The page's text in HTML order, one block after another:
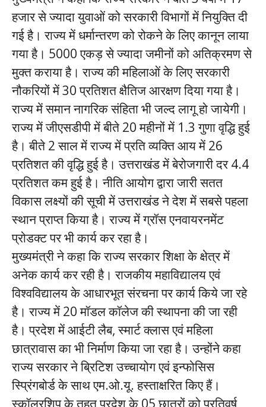
हजार से ज्यादा युवाओं को सरकारी विभागों में नियुक्ति दी
गई है। राज्य में धर्मान्तरण को रोकने के लिए कानून लाया
गया है। 5000 एकड़ से ज्यादा जमीनों को अतिक्रमण से
मुक्त कराया है। राज्य की महिलाओं के लिए सरकारी
नौकरियों में 30 प्रतिशत क्षैतिज आरक्षण दिया गया है।
राज्य में समान नागरिक संहिता भी जल्द लागू हो जायेगी।
राज्य में जीएसडीपी में बीते 20 महीनों में 1.3 गुणा वृद्धि हुई
है। बीते 2 साल में राज्य में प्रति व्यक्ति आय में 26
प्रतिशत की वृद्धि हुई है। उत्तराखंड में बेरोजगारी दर 4.4
प्रतिशत कम हुई है। नीति आयोग द्वारा जारी सतत
विकास लक्ष्यों की सूची में उत्तराखंड ने देश में सबसे पहला
स्थान प्राप्त किया है। राज्य में ग्रॉस एनवायरनमेंट
प्रोडक्ट पर भी कार्य कर रहा है।
मुख्यमंत्री ने कहा कि राज्य सरकार शिक्षा के क्षेत्र में
अनेक कार्य कर रही है। राजकीय महाविद्यालय एवं
विश्वविद्यालय के आधारभूत संरचना पर कार्य किये जा रहे
है। राज्य में 20 मॉडल कॉलेज की स्थापना की जा रही
है। प्रदेश में आईटी लैब, स्मार्ट क्लास एवं महिला
छात्रावास का भी निर्माण किया जा रहा है। उन्होंने कहा
राज्य सरकार ने ब्रिटिश उच्चायोग एवं इन्फोसिस
स्प्रिंगबोर्ड के साथ एम.ओ.यू. हस्ताक्षरित किए हैं।
स्कॉलरशिप के तहत प्रदेश के 05 छात्रों को प्रतिवर्ष